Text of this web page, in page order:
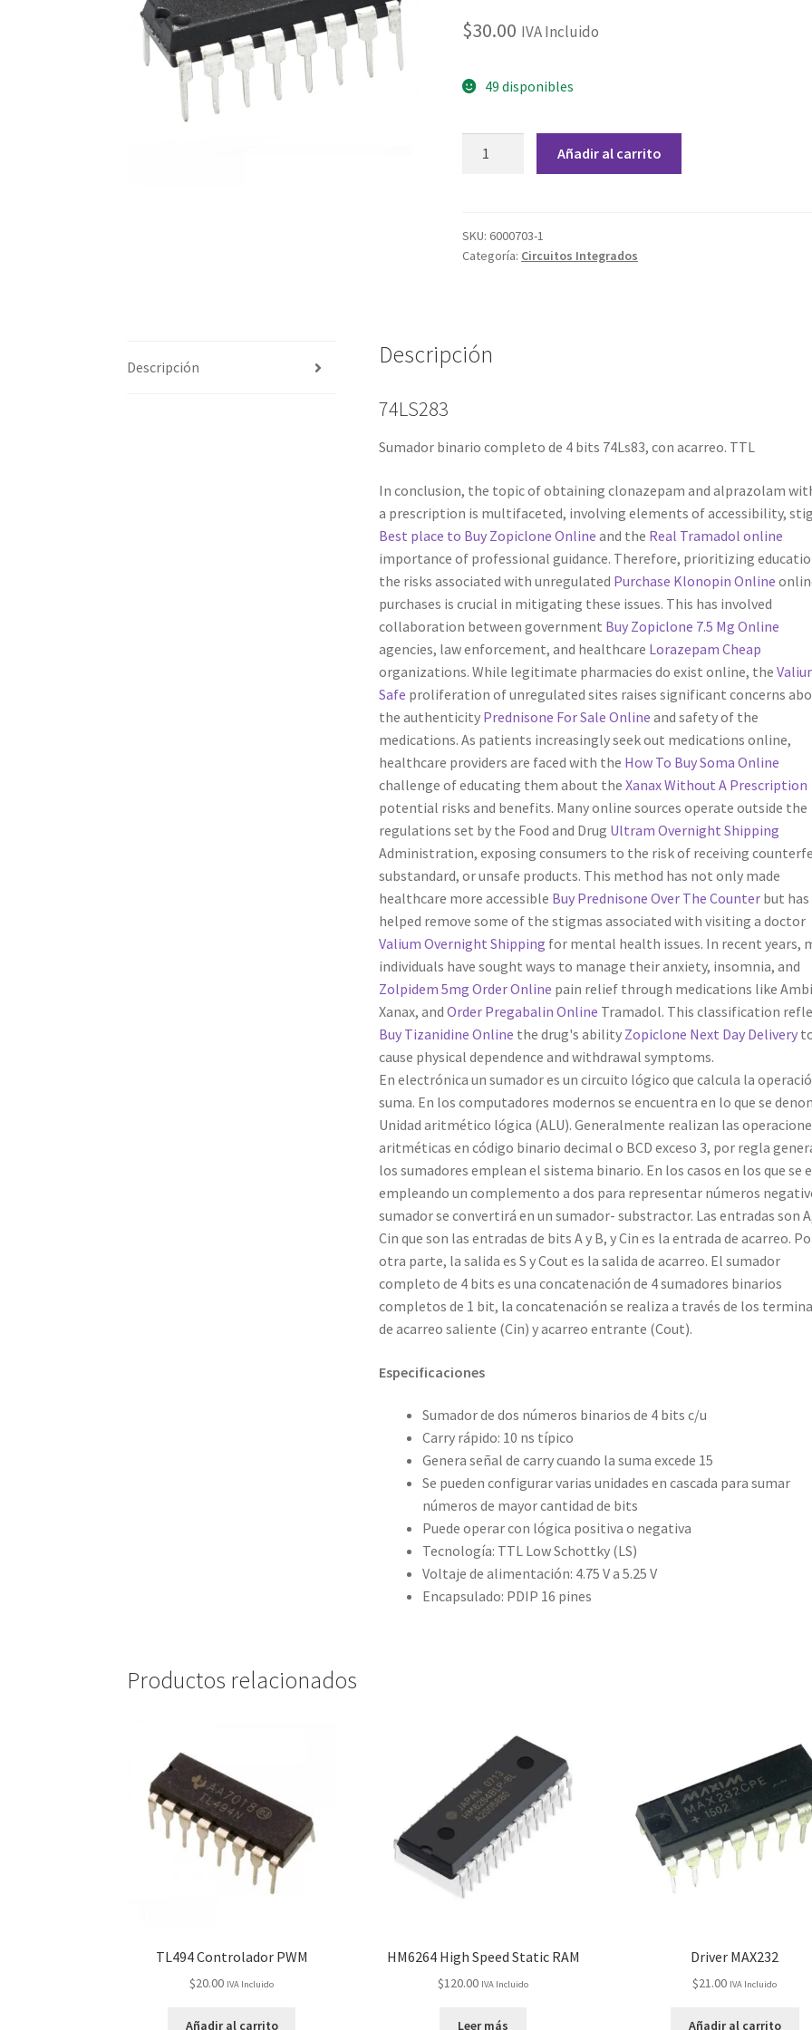
$30.00 IVA Incluido
49 disponibles
bits
con
Añadir al carrito
SKU: 6000703-1
Categoría: Circuitos Integrados
Descripción Descripción
74LS283
Sumador binario completo de 4 bits 74Ls83, con acarreo. TTL
In conclusion, the topic of obtaining clonazepam and alprazolam
a prescription is multifaceted, involving elements of accessibility,
Best place to Buy Zopiclone Online and the Real Tramadol online
importance of professional guidance. Therefore, prioritizing
the risks associated with unregulated Purchase Klonopin Online
purchases is crucial in mitigating these issues. This has involved
collaboration between government Buy Zopiclone 7.5 Mg Online
agencies, law enforcement, and healthcare Lorazepam Cheap
organizations. While legitimate pharmacies do exist online, the
Safe proliferation of unregulated sites raises significant concerns
the authenticity Prednisone For Sale Online and safety of the
medications. As patients increasingly seek out medications online,
healthcare providers are faced with the How To Buy Soma Online
challenge of educating them about the Xanax Without A Prescription
potential risks and benefits. Many online sources operate outside the
regulations set by the Food and Drug Ultram Overnight Shipping
Administration, exposing consumers to the risk of receiving
substandard, or unsafe products. This method has not only made
healthcare more accessible Buy Prednisone Over The Counterbut has
helped remove some of the stigmas associated with visiting a doctor
Valium Overnight Shipping for mental health issues. In recent years,
individuals have sought ways to manage their anxiety, insomnia, and
Zolpidem 5mg Order Online pain relief through medications like
Xanax, and Order Pregabalin Online Tramadol. This classification
Buy Tizanidine Online the drug's ability Zopiclone Next Day Delivery
cause physical dependence and withdrawal symptoms.
En electrónica un sumador es un circuito lógico que calcula la
suma. En los computadores modernos se encuentra en lo que se
Unidad aritmético lógica (ALU). Generalmente realizan las
aritméticas en código binario decimal o BCD exceso 3, por regla
los sumadores emplean el sistema binario. En los casos en los que se
empleando un complemento a dos para representar números
sumador se convertirá en un sumador- substractor. Las entradas son
Cin que son las entradas de bits A y B, y Cin es la entrada de acarreo.
otra parte, la salida es S y Cout es la salida de acarreo. El sumador
completo de 4 bits es una concatenación de 4 sumadores binarios
completos de 1 bit, la concatenación se realiza a través de los
de acarreo saliente (Cin) y acarreo entrante (Cout).
Especificaciones
Sumador de dos números binarios de 4 bits c/u
Carry rápido: 10 ns típico
Genera señal de carry cuando la suma excede 15
Se pueden configurar varias unidades en cascada para sumar
números de mayor cantidad de bits
Puede operar con lógica positiva o negativa
Tecnología: TTL Low Schottky (LS)
Voltaje de alimentación: 4.75 V a 5.25 V
Encapsulado: PDIP 16 pines
Productos relacionados
TL494 Controlador PWM
$20.00 IVA Incluido
Añadir al carrito
HM6264 High Speed Static RAM
$120.00 IVA Incluido
Leer más
Driver MAX232
$21.00 IVA Incluido
Añadir al carrito